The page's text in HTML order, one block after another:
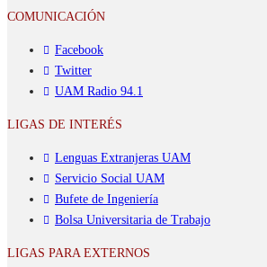
COMUNICACIÓN
Facebook
Twitter
UAM Radio 94.1
LIGAS DE INTERÉS
Lenguas Extranjeras UAM
Servicio Social UAM
Bufete de Ingeniería
Bolsa Universitaria de Trabajo
LIGAS PARA EXTERNOS